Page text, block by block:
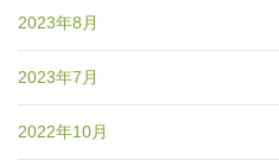
2023年8月
2023年7月
2022年10月